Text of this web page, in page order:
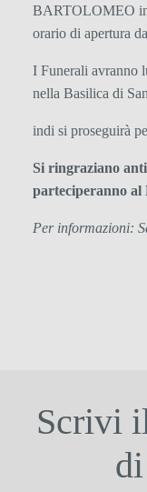
BARTOLOMEO
orario di apertura
I Funerali avranno
nella Basilica di
indi si proseguirà
Si ringraziano
parteciperanno
Per informazioni:
Scrivi